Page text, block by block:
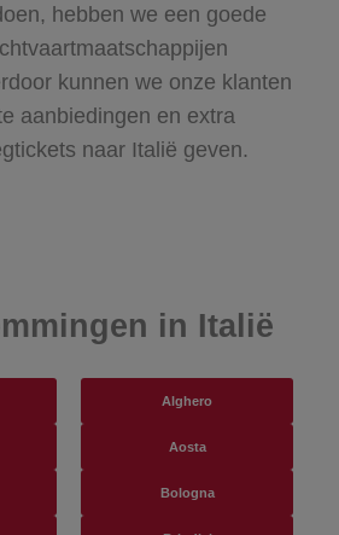
hebben we een goede
kunnen we onze klanten
aanbiedingen en extra
naar Italië geven.
in Italië
Alghero
Aosta
Bologna